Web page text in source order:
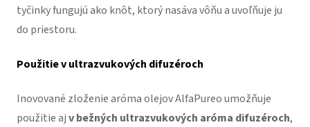
tyčinky fungujú ako knôt, ktorý nasáva vôňu a uvoľňuje ju
do priestoru.
Použitie v ultrazvukových difuzéroch
Inovované zloženie aróma olejov AlfaPureo umožňuje
použitie ajv bežných ultrazvukových aróma difuzéroch,